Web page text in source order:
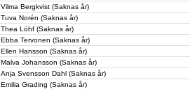
Vilma Bergkvist (Saknas år)
Tuva Norén (Saknas år)
Thea Löhf (Saknas år)
Ebba Tervonen (Saknas år)
Ellen Hansson (Saknas år)
Malva Johansson (Saknas år)
Anja Svensson Dahl (Saknas år)
Emilia Grading (Saknas år)